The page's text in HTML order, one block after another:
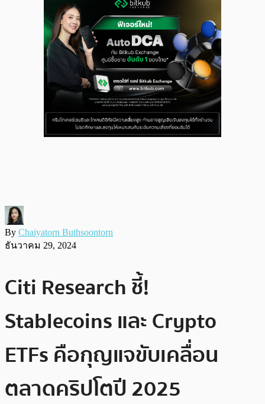
By Chaiyatorn Buthsoontorn
ธันวาคม 29, 2024
Citi Research ชี้!
Stablecoins และ Crypto
ETFs คือกุญแจขับเคลื่อน
ตลาดคริปโตปี 2025